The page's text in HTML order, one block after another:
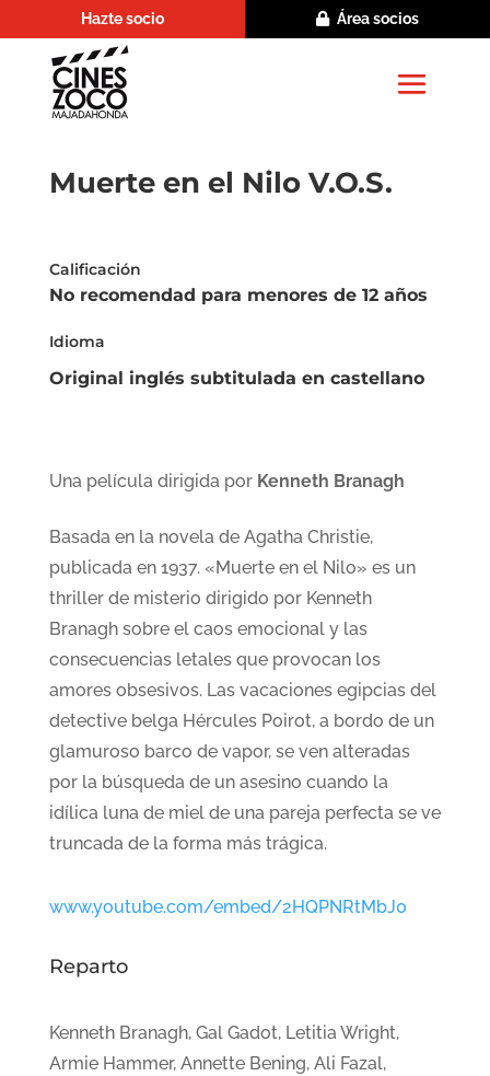
Hazte socio Área socios
Muerte en el Nilo V.O.S.
Calificación
No recomendad para menores de 12 años
Idioma
Original inglés subtitulada en castellano
Una película dirigida por Kenneth Branagh
Basada en la novela de Agatha Christie,
publicada en 1937. «Muerte en el Nilo» es un
thriller de misterio dirigido por Kenneth
Branagh sobre el caos emocional y las
consecuencias letales que provocan los
amores obsesivos. Las vacaciones egipcias del
detective belga Hércules Poirot, a bordo de un
glamuroso barco de vapor, se ven alteradas
por la búsqueda de un asesino cuando la
idílica luna de miel de una pareja perfecta se ve
truncada de la forma más trágica.
www.youtube.com/embed/2HQPNRtMbJ0
Reparto
Kenneth Branagh, Gal Gadot, Letitia Wright,
Armie Hammer, Annette Bening, Ali Fazal,